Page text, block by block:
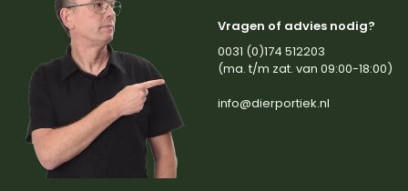
Vragen of advies nodig?
0031 (0)174 512203
(ma. t/m zat. van 09:00-18:00)
info@dierportiek.nl